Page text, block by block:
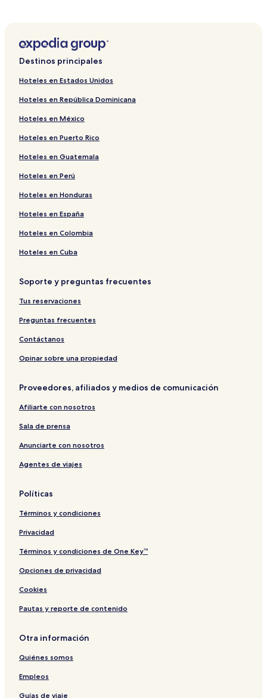
Destinos principales
Hoteles en Estados Unidos
Hoteles en República Dominicana
Hoteles en México
Hoteles en Puerto Rico
Hoteles en Guatemala
Hoteles en Perú
Hoteles en Honduras
Hoteles en España
Hoteles en Colombia
Hoteles en Cuba
Soporte y preguntas frecuentes
Tus reservaciones
Preguntas frecuentes
Contáctanos
Opinar sobre una propiedad
Proveedores, afiliados y medios de comunicación
Afiliarte con nosotros
Sala de prensa
Anunciarte con nosotros
Agentes de viajes
Políticas
Términos y condiciones
Privacidad
Términos y condiciones de One Key™
Opciones de privacidad
Cookies
Pautas y reporte de contenido
Otra información
Quiénes somos
Empleos
Guías de viaje